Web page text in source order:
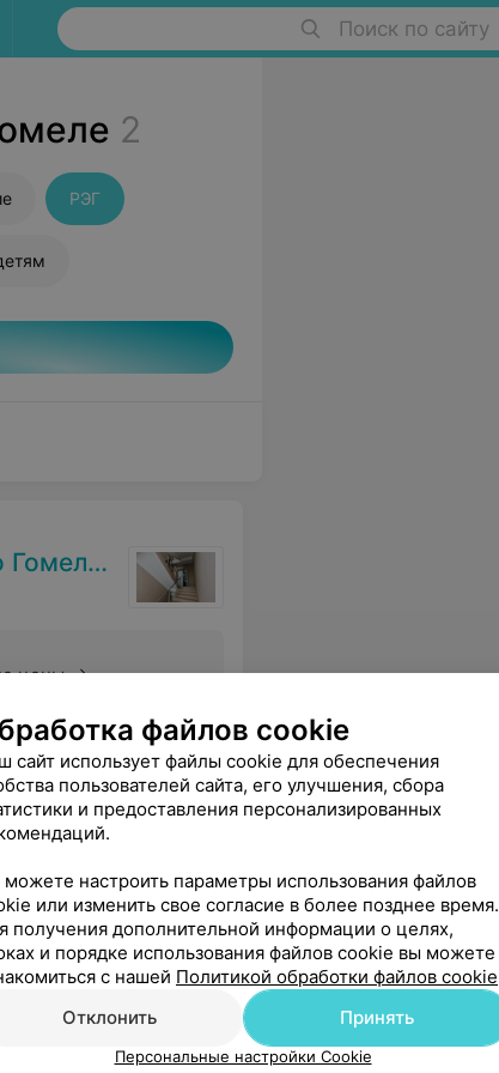
Поиск по сайту
2
РЭГ
цены
пустая трата времени Еще
№3
файлов cookie
сайт использует файлы cookie для обеспечения
пользователей сайта, его улучшения, сбора
и предоставления персонализированных
настроить параметры использования файлов
или изменить свое согласие в более позднее время.
получения дополнительной информации о целях,
и порядке использования файлов cookie вы можете
с нашей Политикой обработки файлов cookie
Отклонить
Принять
Персональные настройки Cookie